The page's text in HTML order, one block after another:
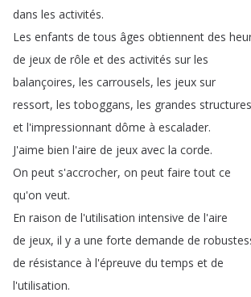
dans les activités.
Les enfants de tous âges obtiennent des
de jeux de rôle et des activités sur les
balançoires, les carrousels, les jeux sur
ressort, les toboggans, les grandes structures
et l'impressionnant dôme à escalader.
J'aime bien l'aire de jeux avec la corde.
On peut s'accrocher, on peut faire tout ce
qu'on veut.
En raison de l'utilisation intensive de l'aire
de jeux, il y a une forte demande de
de résistance à l'épreuve du temps et de
l'utilisation.